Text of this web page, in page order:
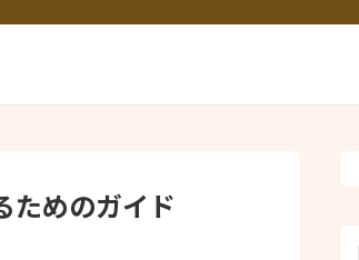
ためのガイド